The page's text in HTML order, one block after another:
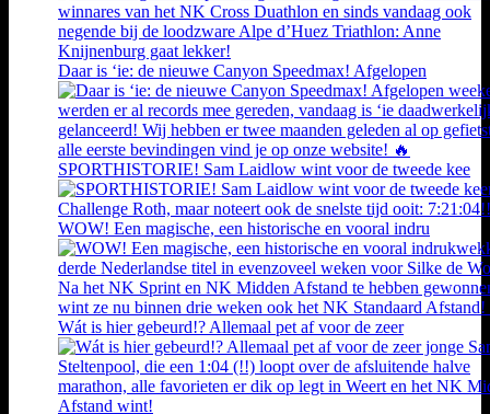
Daar is ‘ie: de nieuwe Canyon Speedmax! Afgelopen
SPORTHISTORIE! Sam Laidlow wint voor de tweede kee
WOW! Een magische, een historische en vooral indru
Wát is hier gebeurd!? Allemaal pet af voor de zeer